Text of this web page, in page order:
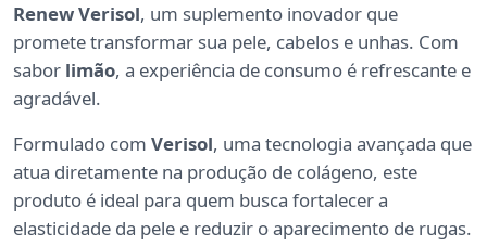
Renew Verisol, um suplemento inovador que
promete transformar sua pele, cabelos e unhas. Com
sabor limão, a experiência de consumo é refrescante e
agradável.
Formulado com Verisol, uma tecnologia avançada que
atua diretamente na produção de colágeno, este
produto é ideal para quem busca fortalecer a
elasticidade da pele e reduzir o aparecimento de rugas.